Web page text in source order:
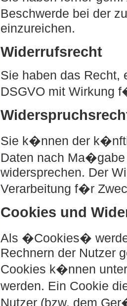
Beschwerde bei der
einzureichen.
Widerrufsrecht
Sie haben das Recht,
DSGVO mit Wirkung
Sie k�nnen der
Daten nach
widersprechen. Der
Verarbeitung f�r
Cookies und
Als �Cookies�
Rechnern der Nutzer
Cookies k�nnen
werden. Ein Cookie
Nutzer (bzw. dem